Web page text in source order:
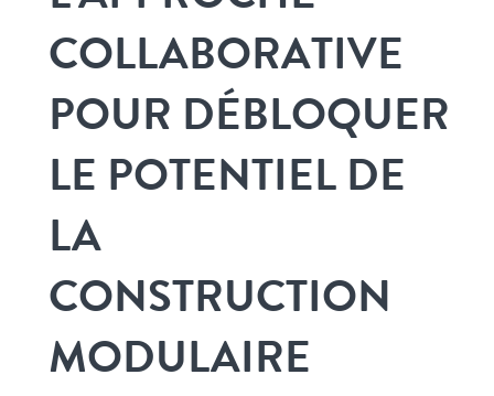
COLLABORATIVE
POUR DÉBLOQUER
LE POTENTIEL DE
LA
CONSTRUCTION
MODULAIRE